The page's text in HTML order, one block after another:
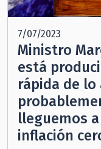
7/07/2023
Ministro
está
rápida de
lleguemos
inflación